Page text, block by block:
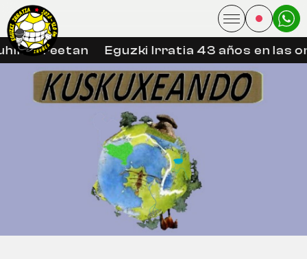
libreetan Eguzki Irratia 43 años en las